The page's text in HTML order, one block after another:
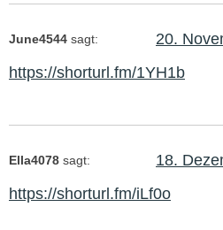
June4544 sagt:
20.
https://shorturl.fm/1YH1b
Ella4078 sagt:
18.
https://shorturl.fm/iLf0o